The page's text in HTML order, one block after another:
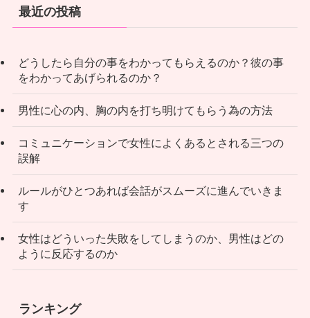
最近の投稿
どうしたら自分の事をわかってもらえるのか？彼の事
をわかってあげられるのか？
男性に心の内、胸の内を打ち明けてもらう為の方法
コミュニケーションで女性によくあるとされる三つの
誤解
ルールがひとつあれば会話がスムーズに進んでいきま
す
女性はどういった失敗をしてしまうのか、男性はどの
ように反応するのか
ランキング